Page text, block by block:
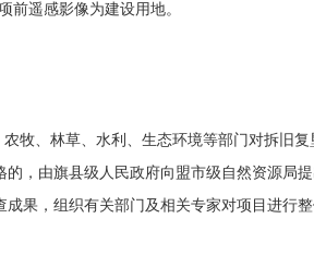
前遥感影像为建设用地。
牧、林草、水利、生态环境等部门对拆旧复
，由旗县级人民政府向盟市级自然资源局
果，组织有关部门及相关专家对项目进行